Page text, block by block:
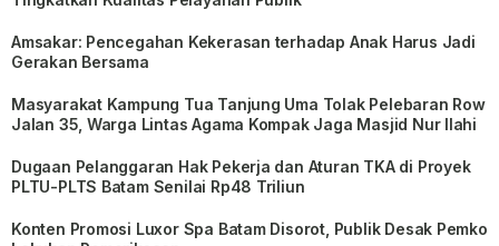
Amsakar: Pencegahan Kekerasan terhadap Anak Harus Jadi
Gerakan Bersama
Masyarakat Kampung Tua Tanjung Uma Tolak Pelebaran Row
Jalan 35, Warga Lintas Agama Kompak Jaga Masjid Nur Ilahi
Dugaan Pelanggaran Hak Pekerja dan Aturan TKA di Proyek
PLTU-PLTS Batam Senilai Rp48 Triliun
Konten Promosi Luxor Spa Batam Disorot, Publik Desak Pemko